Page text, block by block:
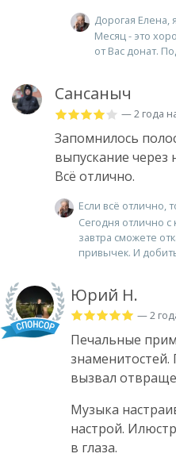
Дорогая Елена,
Месяц - это
от Вас донат.
Сансаныч
— 2 года
Запомнилось
выпускание через
Всё отлично.
Если всё отлично,
Сегодня отлично с
завтра сможете
привычек. И
Юрий Н.
— 2
Печальные
знаменитостей.
вызвал
Музыка
настрой.
в глаза.